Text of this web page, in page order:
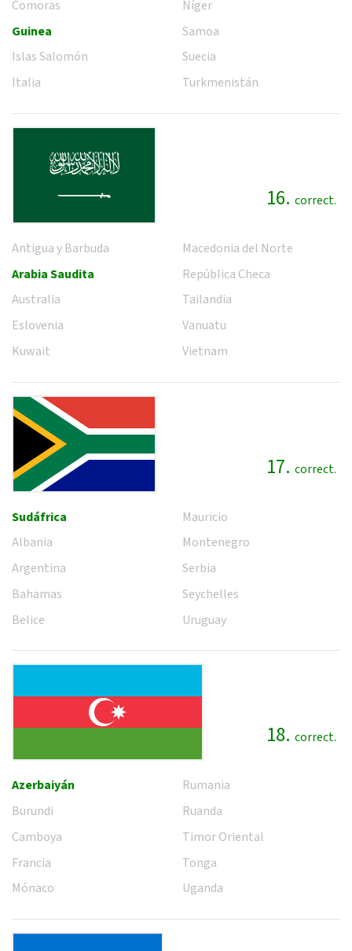
Comoras
Guinea
Islas Salomón
Italia
Níger
Samoa
Suecia
Turkmenistán
16. correct.
Antigua y Barbuda
Arabia Saudita
Australia
Eslovenia
Kuwait
Macedonia del Norte
República Checa
Tailandia
Vanuatu
Vietnam
17. correct.
Sudáfrica
Albania
Argentina
Bahamas
Belice
Mauricio
Montenegro
Serbia
Seychelles
Uruguay
18. correct.
Azerbaiyán
Burundi
Camboya
Francia
Mónaco
Rumania
Ruanda
Timor Oriental
Tonga
Uganda